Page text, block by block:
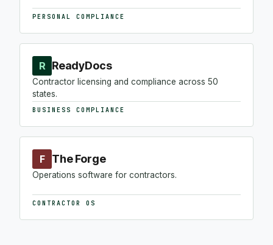
PERSONAL COMPLIANCE
R ReadyDocs
Contractor licensing and compliance across 50
states.
BUSINESS COMPLIANCE
F The Forge
Operations software for contractors.
CONTRACTOR OS